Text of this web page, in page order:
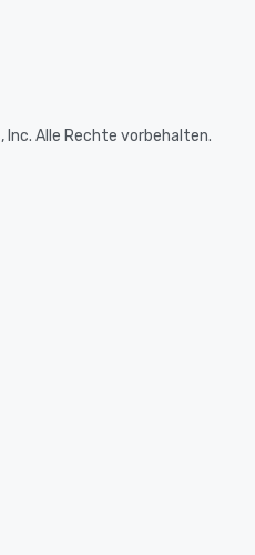
Alle Rechte vorbehalten.